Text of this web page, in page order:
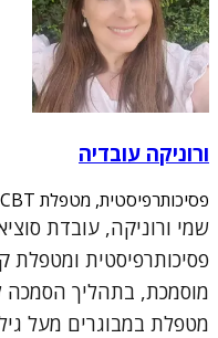
ורוניקה עובדיה
פסיכותרפיסטית, מטפלת CBT